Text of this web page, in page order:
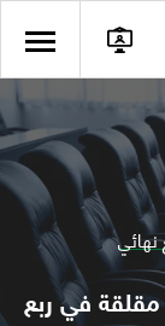
نهائي
مقلقة في ربع